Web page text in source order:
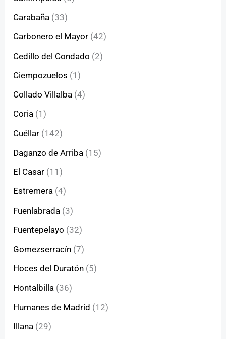
Carabaña (33)
Carbonero el Mayor (42)
Cedillo del Condado (2)
Ciempozuelos (1)
Collado Villalba (4)
Coria (1)
Cuéllar (142)
Daganzo de Arriba (15)
El Casar (11)
Estremera (4)
Fuenlabrada (3)
Fuentepelayo (32)
Gomezserracín (7)
Hoces del Duratón (5)
Hontalbilla (36)
Humanes de Madrid (12)
Illana (29)